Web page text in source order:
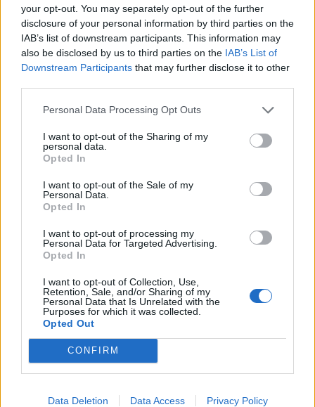
your opt-out. You may separately opt-out of the further
disclosure of your personal information by third parties on the
IAB’s list of downstream participants. This information may
also be disclosed by us to third parties on the IAB’s List of
Downstream Participants that may further disclose it to other
Personal Data Processing Opt Outs
I want to opt-out of the Sharing of my
personal data.
Opted In
I want to opt-out of the Sale of my
Personal Data.
Opted In
I want to opt-out of processing my
Personal Data for Targeted Advertising.
Opted In
I want to opt-out of Collection, Use,
Retention, Sale, and/or Sharing of my
Personal Data that Is Unrelated with the
Purposes for which it was collected.
Opted Out
CONFIRM
Data Deletion Data Access Privacy Policy
«Έριξε τις απαιτήσεις του για
Γουόκαπ ο Ολυμπιακός – Ζητά
δύο εκατομμύρια από την
Στον Ερυθρό Αστέρα ο
Γουάιλερ-Μπαμπ (pic)
από τις αρχές του έτους
Ελληνική Αναπτυξιακή Τράπεζα:
ανοίγει δρόμο για δάνεια έως 5
δισ. σε μικρομεσαίες
κυκλοφορίας - Τέλος στις
χρονοβόρες διαδικασίες
Η Chery επενδύει 75 εκατ. δολάρια στην KG Mobility
Το FIAT 500 Hybrid τώρα από
18.990 ευρώ
συνεχίζουν μαζί: Ανανέωση της
2028